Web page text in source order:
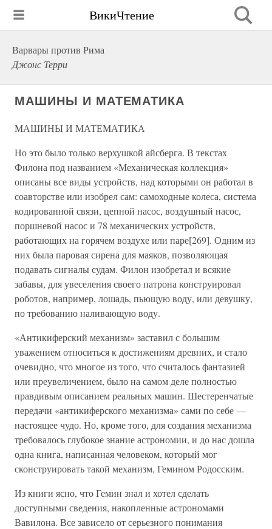
ВикиЧтение
Варвары против Рима
Джонс Терри
МАШИНЫ И МАТЕМАТИКА
МАШИНЫ И МАТЕМАТИКА
Но это было только верхушкой айсберга. В текстах
Филона под названием «Механическая коллекция»
описаны все виды устройств, над которыми он работал в
соавторстве или изобрел сам: самоходные колеса, система
кодированной связи, цепной насос, воздушный насос,
поршневой насос и 78 механических устройств,
работающих на горячем воздухе или паре[269]. Одним из
них была паровая сирена для маяков, позволяющая
подавать сигналы судам. Филон изобретал и всякие
забавы, для увеселения своего патрона конструировал
роботов, например, лошадь, пьющую воду, или девушку,
по требованию наливающую воду.
«Антикиферский механизм» заставил с большим
уважением относиться к достижениям древних, и стало
очевидно, что многое из того, что считалось фантазией
или преувеличением, было на самом деле полностью
правдивым описанием реальных машин. Шестеренчатые
передачи «антикиферского механизма» сами по себе —
настоящее чудо. Но, кроме того, для создания механизма
требовалось глубокое знание астрономии, и до нас дошла
одна книга, написанная человеком, который мог
сконструировать такой механизм, Гемином Родосским.
Из книги ясно, что Гемин знал и хотел сделать
доступными сведения, накопленные астрономами
Вавилона. Все зависело от серьезного понимания